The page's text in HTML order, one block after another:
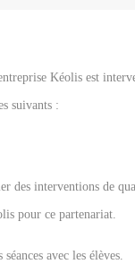
Kéolis est
suivants :
des interventions de
pour ce partenariat.
avec les élèves.